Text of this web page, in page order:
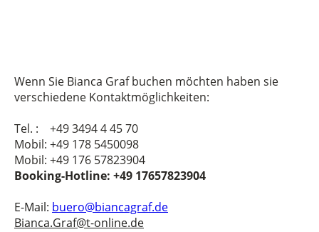
Wenn Sie Bianca Graf buchen möchten haben sie
verschiedene Kontaktmöglichkeiten:
Tel. : +49 3494 4 45 70
Mobil: +49 178 5450098
Mobil: +49 176 57823904
Booking-Hotline: +49 17657823904
E-Mail: buero@biancagraf.de
Bianca.Graf@t-online.de